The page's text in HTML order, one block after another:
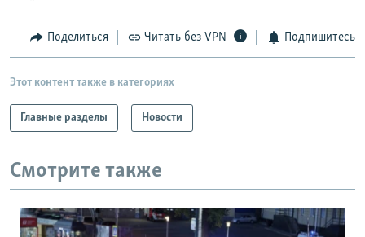
Поделиться Читать без VPN Подпишитесь
Этот контент также в категориях
Главные разделы Новости
Смотрите также